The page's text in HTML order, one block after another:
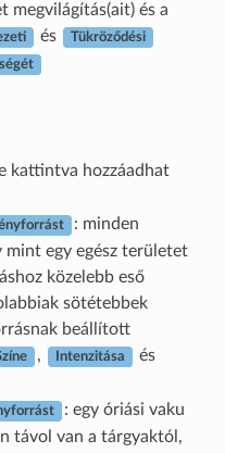
megvilágítás(ait) és a
és Tükröződési
kattintva hozzáadhat
: minden
egy egész területet
közelebb eső
sötétebbek
beállított
, Intenzitása és
: egy óriási vaku
távol van a tárgyaktól,